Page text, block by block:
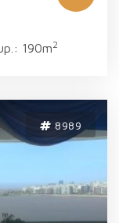
190m2
8989